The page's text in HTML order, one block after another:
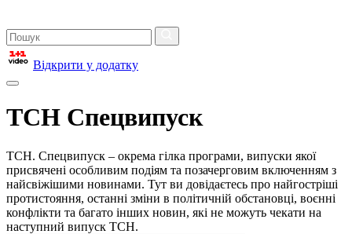
Відкрити у додатку
ТСН Спецвипуск
ТСН. Спецвипуск – окрема гілка програми, випуски якої
присвячені особливим подіям та позачерговим включенням з
найсвіжішими новинами. Тут ви довідаєтесь про найгостріші
протистояння, останні зміни в політичній обстановці, воєнні
конфлікти та багато інших новин, які не можуть чекати на
наступний випуск ТСН.